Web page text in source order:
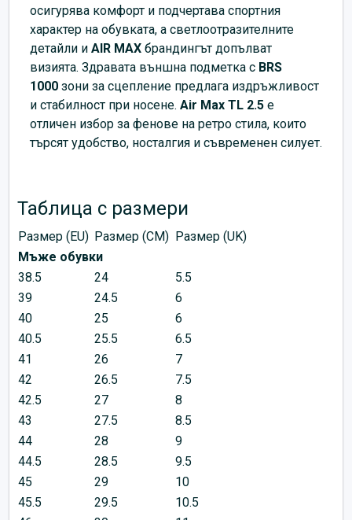
осигурява комфорт и подчертава спортния
характер на обувката, а светлоотразителните
детайли и AIR MAX брандингът допълват
визията. Здравата външна подметка с BRS
1000 зони за сцепление предлага издръжливост
и стабилност при носене. Air Max TL 2.5 е
отличен избор за фенове на ретро стила, които
търсят удобство, носталгия и съвременен силует.
Таблица с размери
Размер (EU) Размер (CM) Размер (UK)
Мъже обувки
38.5
24
5.5
39
24.5
6
40
25
6
40.5
25.5
6.5
41
26
7
42
26.5
7.5
42.5
27
8
43
27.5
8.5
44
28
9
44.5
28.5
9.5
45
29
10
45.5
29.5
10.5